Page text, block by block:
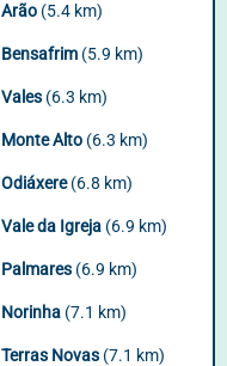
Arão (5.4 km)
Bensafrim (5.9 km)
Vales (6.3 km)
Monte Alto (6.3 km)
Odiáxere(6.8 km)
Vale da Igreja (6.9 km)
Palmares (6.9 km)
Norinha (7.1 km)
Terras Novas (7.1 km)